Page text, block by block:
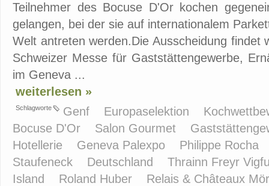
Teilnehmer des Bocuse D'Or kochen
gelangen, bei der sie auf internationalem
Welt antreten werden.Die Ausscheidung findet
Schweizer Messe für Gaststättengewerbe,
im Geneva ...
weiterlesen »
Schlagworte Genf Europaselektion
Bocuse D'Or
Salon Gourmet
Hotellerie
Geneva Palexpo
Philippe Rocha
Staufeneck
Deutschland
Thrainn Freyr
Island
Roland Huber
Relais & Châteaux